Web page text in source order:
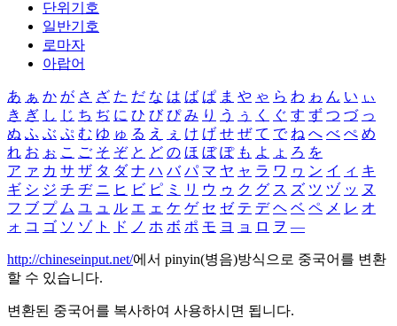
단위기호
일반기호
로마자
아랍어
あ ぁ か が さ ざ た だ な は ば ぱ ま や ゃ ら わ ゎ ん い ぃ
き ぎ し じ ち ぢ に ひ び ぴ み り う ぅ く ぐ す ず つ づ っ
ぬ ふ ぶ ぷ む ゆ ゅ る え ぇ け げ せ ぜ て で ね へ べ ぺ め
れ お ぉ こ ご そ ぞ と ど の ほ ぼ ぽ も よ ょ ろ を
ア ァ カ サ ザ タ ダ ナ ハ バ パ マ ヤ ャ ラ ワ ヮ ン イ ィ キ
ギ シ ジ チ ヂ ニ ヒ ビ ピ ミ リ ウ ゥ ク グ ス ズ ツ ヅ ッ ヌ
フ ブ プ ム ユ ュ ル エ ェ ケ ゲ セ ゼ テ デ ヘ ベ ペ メ レ オ
ォ コ ゴ ソ ゾ ト ド ノ ホ ボ ポ モ ヨ ョ ロ ヲ ―
http://chineseinput.net/에서 pinyin(병음)방식으로 중국어를 변환
할 수 있습니다.
변환된 중국어를 복사하여 사용하시면 됩니다.